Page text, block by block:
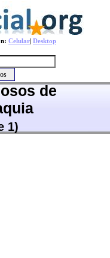
Celular| Desktop
de
1)